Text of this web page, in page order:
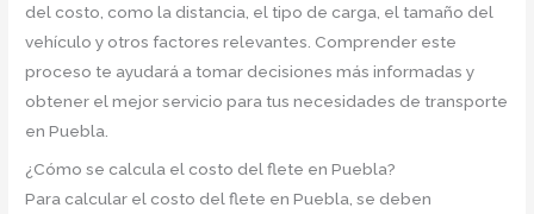
del costo, como la distancia, el tipo de carga, el tamaño del
vehículo y otros factores relevantes. Comprender este
proceso te ayudará a tomar decisiones más informadas y
obtener el mejor servicio para tus necesidades de transporte
en Puebla.
¿Cómo se calcula el costo del flete en Puebla?
Para calcular el costo del flete en Puebla, se deben